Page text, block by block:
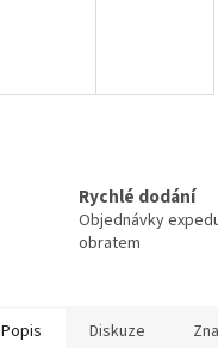
Rychlé dodání
Objednávky
obratem
Popis Diskuze